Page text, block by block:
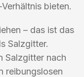
bieten.
– das ist das
Salzgitter.
Salzgitter nach
reibungslosen